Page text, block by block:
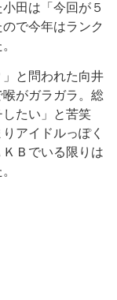
田は「今回が５
で今年はランク
と問われた向井
がガラガラ。総
たい」と苦笑
アイドルっぽく
Ｂでいる限りは